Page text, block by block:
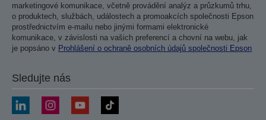
marketingové komunikace, včetně provádění analýz a průzkumů trhu,
o produktech, službách, událostech a promoakcích společnosti Epson
prostřednictvím e-mailu nebo jinými formami elektronické
komunikace, v závislosti na vašich preferencí a chovní na webu, jak
je popsáno v Prohlášení o ochraně osobních údajů společnosti Epson
Sledujte nás